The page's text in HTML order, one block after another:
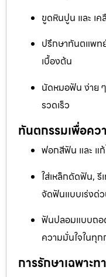
ขูดหินปูน และ เ
ปรึกษาทันตแพท
เบื้องต้น
นัดหมอฟัน ง่าย
รวดเร็ว
ทันตกรรมเพื่อคว
ฟอกสีฟัน และ แ
ใส่เหล็กดัดฟัน,
จัดฟันแบบเร่งด่
ฟันปลอมแบบถอ
ความมั่นใจในทุก
การรักษาเฉพาะ